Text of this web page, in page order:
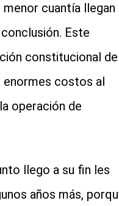
cuantía llegan
Este
constitucional de
enormes costos al
operación de
llego a su fin les
años más,